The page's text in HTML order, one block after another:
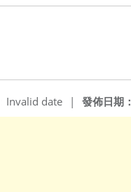
發佈日期：
Invalid date |